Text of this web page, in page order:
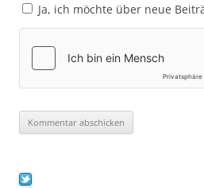
Ja, ich möchte über neue